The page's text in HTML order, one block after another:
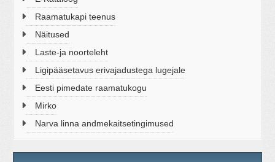
Raamatukapi teenus
Näitused
Laste-ja noorteleht
Ligipääsetavus erivajadustega lugejale
Eesti pimedate raamatukogu
Mirko
Narva linna andmekaitsetingimused